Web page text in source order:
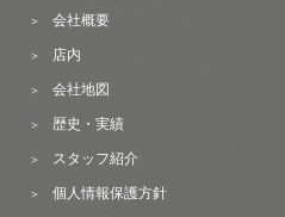
会社概要
店内
会社地図
歴史・実績
スタッフ紹介
個人情報保護方針